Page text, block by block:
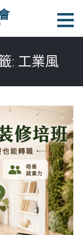
: 工業風